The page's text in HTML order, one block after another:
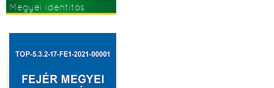
Megyei identitás